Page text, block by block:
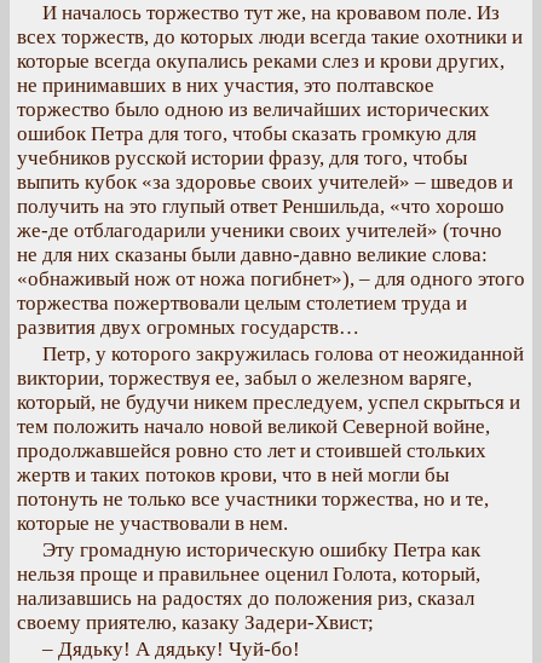
И началось торжество тут же, на кровавом поле. Из
всех торжеств, до которых люди всегда такие охотники и
которые всегда окупались реками слез и крови других,
не принимавших в них участия, это полтавское
торжество было одною из величайших исторических
ошибок Петра для того, чтобы сказать громкую для
учебников русской истории фразу, для того, чтобы
выпить кубок «за здоровье своих учителей» – шведов и
получить на это глупый ответ Реншильда, «что хорошо
же-де отблагодарили ученики своих учителей» (точно
не для них сказаны были давно-давно великие слова:
«обнаживый нож от ножа погибнет»), – для одного этого
торжества пожертвовали целым столетием труда и
развития двух огромных государств…
Петр, у которого закружилась голова от неожиданной
виктории, торжествуя ее, забыл о железном варяге,
который, не будучи никем преследуем, успел скрыться и
тем положить начало новой великой Северной войне,
продолжавшейся ровно сто лет и стоившей стольких
жертв и таких потоков крови, что в ней могли бы
потонуть не только все участники торжества, но и те,
которые не участвовали в нем.
Эту громадную историческую ошибку Петра как
нельзя проще и правильнее оценил Голота, который,
нализавшись на радостях до положения риз, сказал
своему приятелю, казаку Задери-Хвист;
– Дядьку! А дядьку! Чуй-бо!